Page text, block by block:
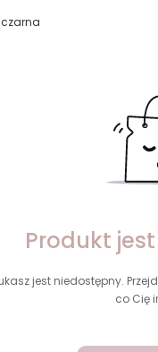
czarna
Produkt
jest niedostępny.
co Cię